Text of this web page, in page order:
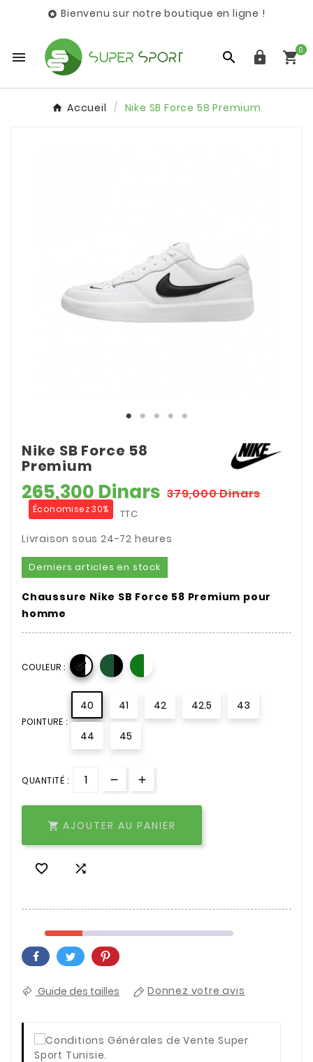
 Bienvenu sur notre boutique en ligne !
   0
Accueil Nike SB Force 58 Premium
Nike SB Force 58
Premium
265,300 Dinars 379,000 Dinars
Économisez 30% TTC
Livraison sous 24-72 heures
Derniers articles en stock
Chaussure Nike SB Force 58 Premium pour
homme
COULEUR : 
POINTURE :
40 41 42 42.5 43
44 45
QUANTITÉ :
 AJOUTER AU PANIER
 
Guide des tailles Donnez votre avis